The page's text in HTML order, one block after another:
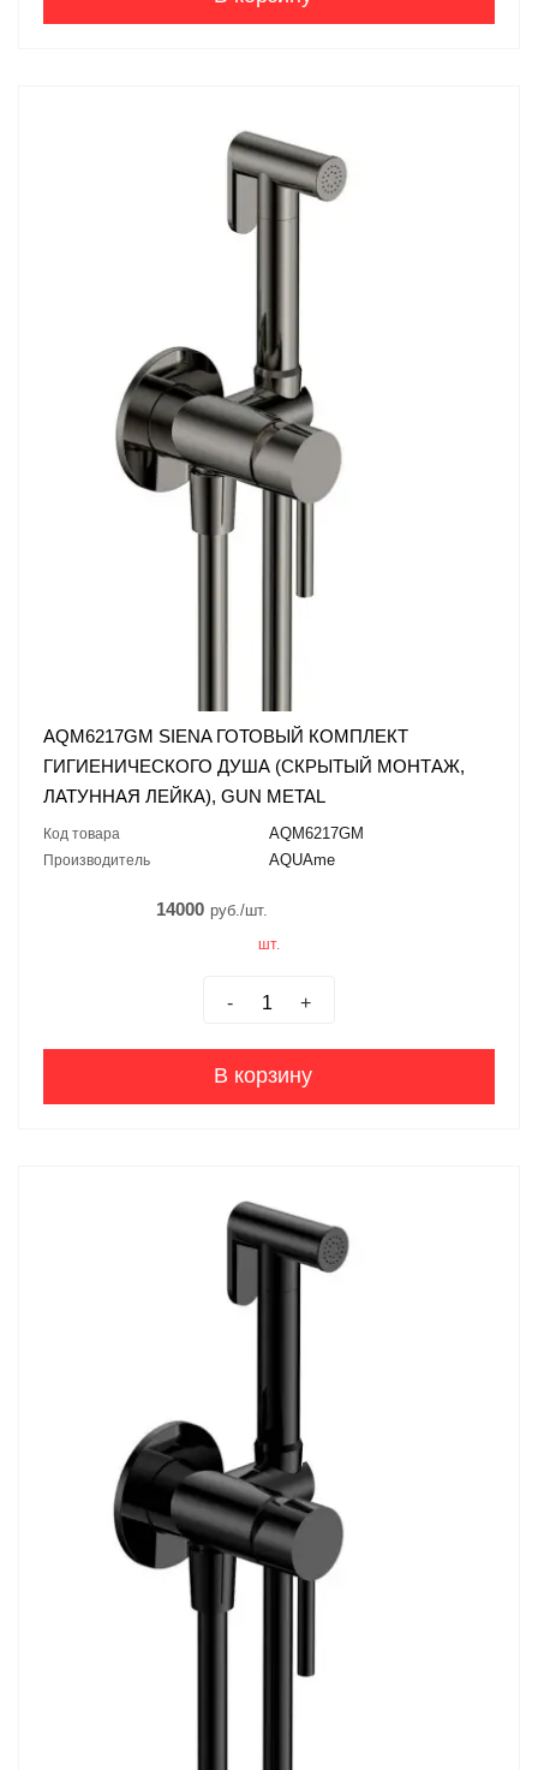
AQM6217GM SIENA ГОТОВЫЙ КОМПЛЕКТ
ГИГИЕНИЧЕСКОГО ДУША (СКРЫТЫЙ МОНТАЖ,
ЛАТУННАЯ ЛЕЙКА), GUN METAL
Код товара AQM6217GM
Производитель AQUAme
14000 руб./шт.
шт.
- +
В корзину